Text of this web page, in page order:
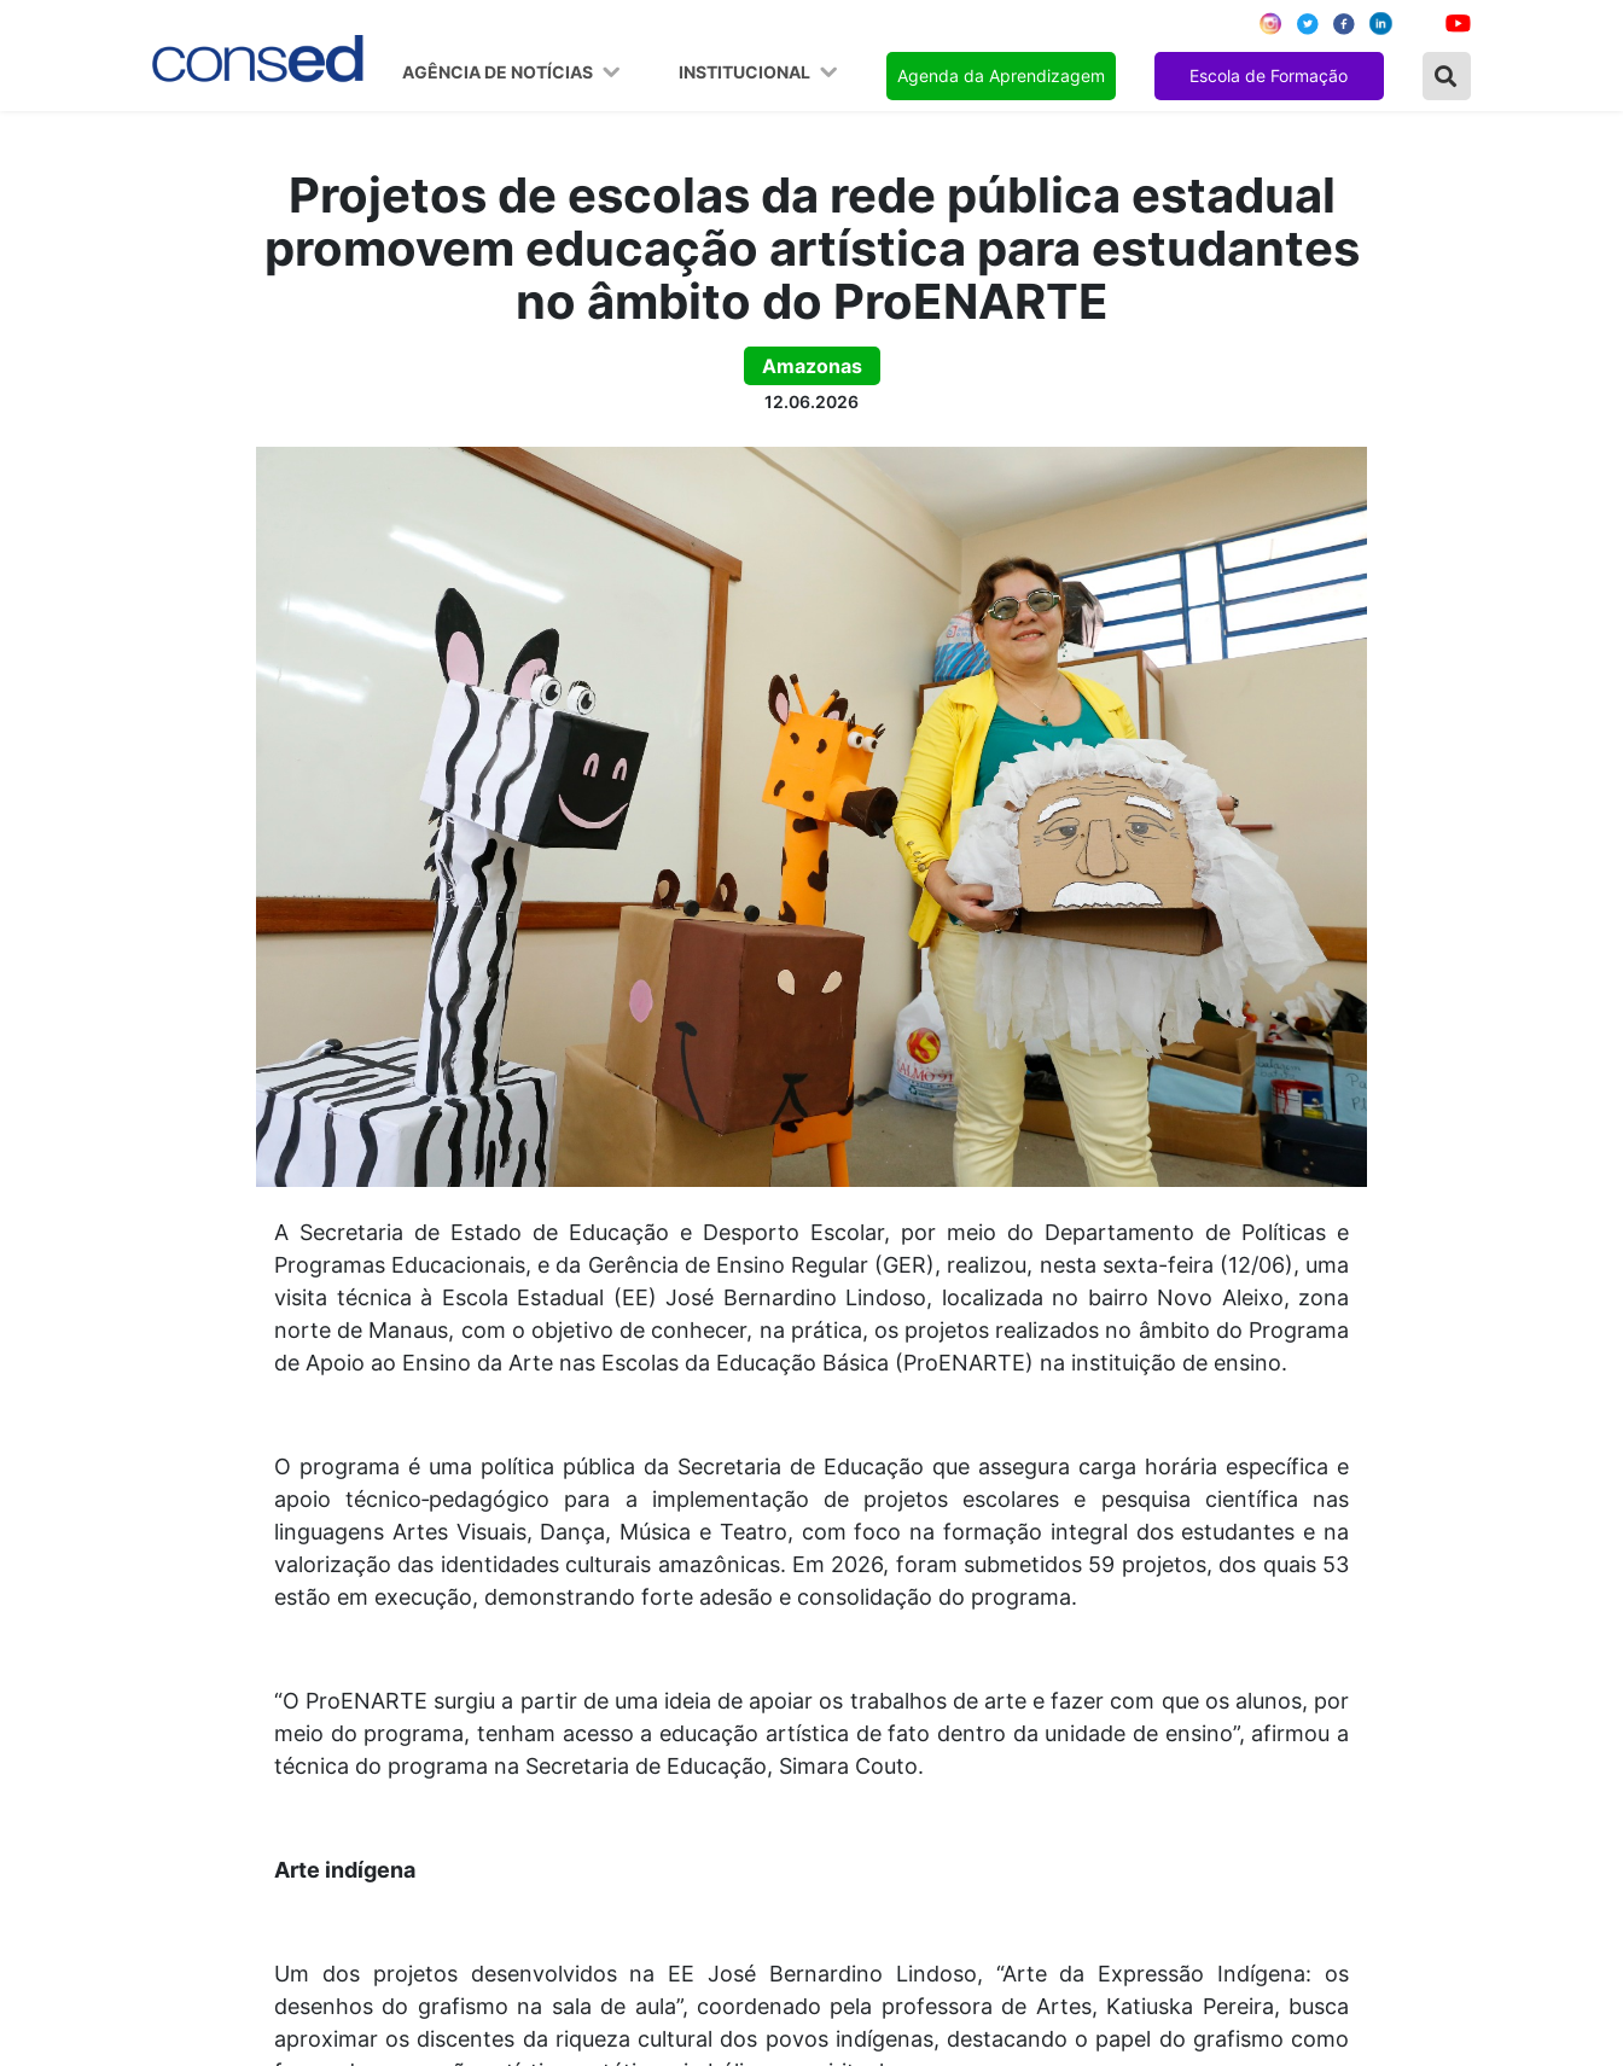
AGÊNCIA DE NOTÍCIAS INSTITUCIONAL Agenda da Aprendizagem Escola de Formação
Projetos de escolas da rede pública estadual
promovem educação artística para estudantes
no âmbito do ProENARTE
Amazonas
12.06.2026
A Secretaria de Estado de Educação e Desporto Escolar, por meio do Departamento de Políticas e
Programas Educacionais, e da Gerência de Ensino Regular (GER), realizou, nesta sexta-feira (12/06), uma
visita técnica à Escola Estadual (EE) José Bernardino Lindoso, localizada no bairro Novo Aleixo, zona
norte de Manaus, com o objetivo de conhecer, na prática, os projetos realizados no âmbito do Programa
de Apoio ao Ensino da Arte nas Escolas da Educação Básica (ProENARTE) na instituição de ensino.
O programa é uma política pública da Secretaria de Educação que assegura carga horária específica e
apoio técnico‑pedagógico para a implementação de projetos escolares e pesquisa científica nas
linguagens Artes Visuais, Dança, Música e Teatro, com foco na formação integral dos estudantes e na
valorização das identidades culturais amazônicas. Em 2026, foram submetidos 59 projetos, dos quais 53
estão em execução, demonstrando forte adesão e consolidação do programa.
“O ProENARTE surgiu a partir de uma ideia de apoiar os trabalhos de arte e fazer com que os alunos, por
meio do programa, tenham acesso a educação artística de fato dentro da unidade de ensino”, afirmou a
técnica do programa na Secretaria de Educação, Simara Couto.
Arte indígena
Um dos projetos desenvolvidos na EE José Bernardino Lindoso, “Arte da Expressão Indígena: os
desenhos do grafismo na sala de aula”, coordenado pela professora de Artes, Katiuska Pereira, busca
aproximar os discentes da riqueza cultural dos povos indígenas, destacando o papel do grafismo como